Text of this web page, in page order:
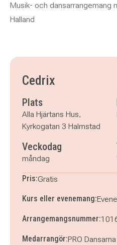
Musik- och dansarrangemang
Halland
Cedrix
Plats
Alla Hjärtans Hus,
Kyrkogatan 3 Halmstad
Veckodag
måndag
Pris:Gratis
Kurs eller evenemang:
Arrangemangsnummer:
Medarrangör:PRO Dansarna